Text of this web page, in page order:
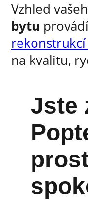
Vzhled
bytu
na kvalitu,
Jste